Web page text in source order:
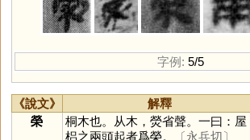
字例: 5/5
《說文》 解釋
榮
桐木也。从木，熒省聲。一曰：屋
梠之兩頭起者爲榮。
〔永兵切〕